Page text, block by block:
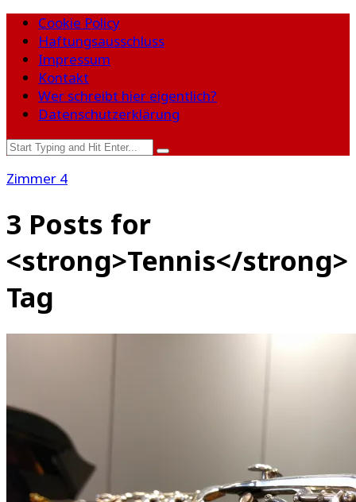
Cookie Policy
Haftungsausschluss
Impressum
Kontakt
Wer schreibt hier eigentlich?
Datenschutzerklärung
Zimmer 4
3 Posts for
<strong>Tennis</strong>
Tag